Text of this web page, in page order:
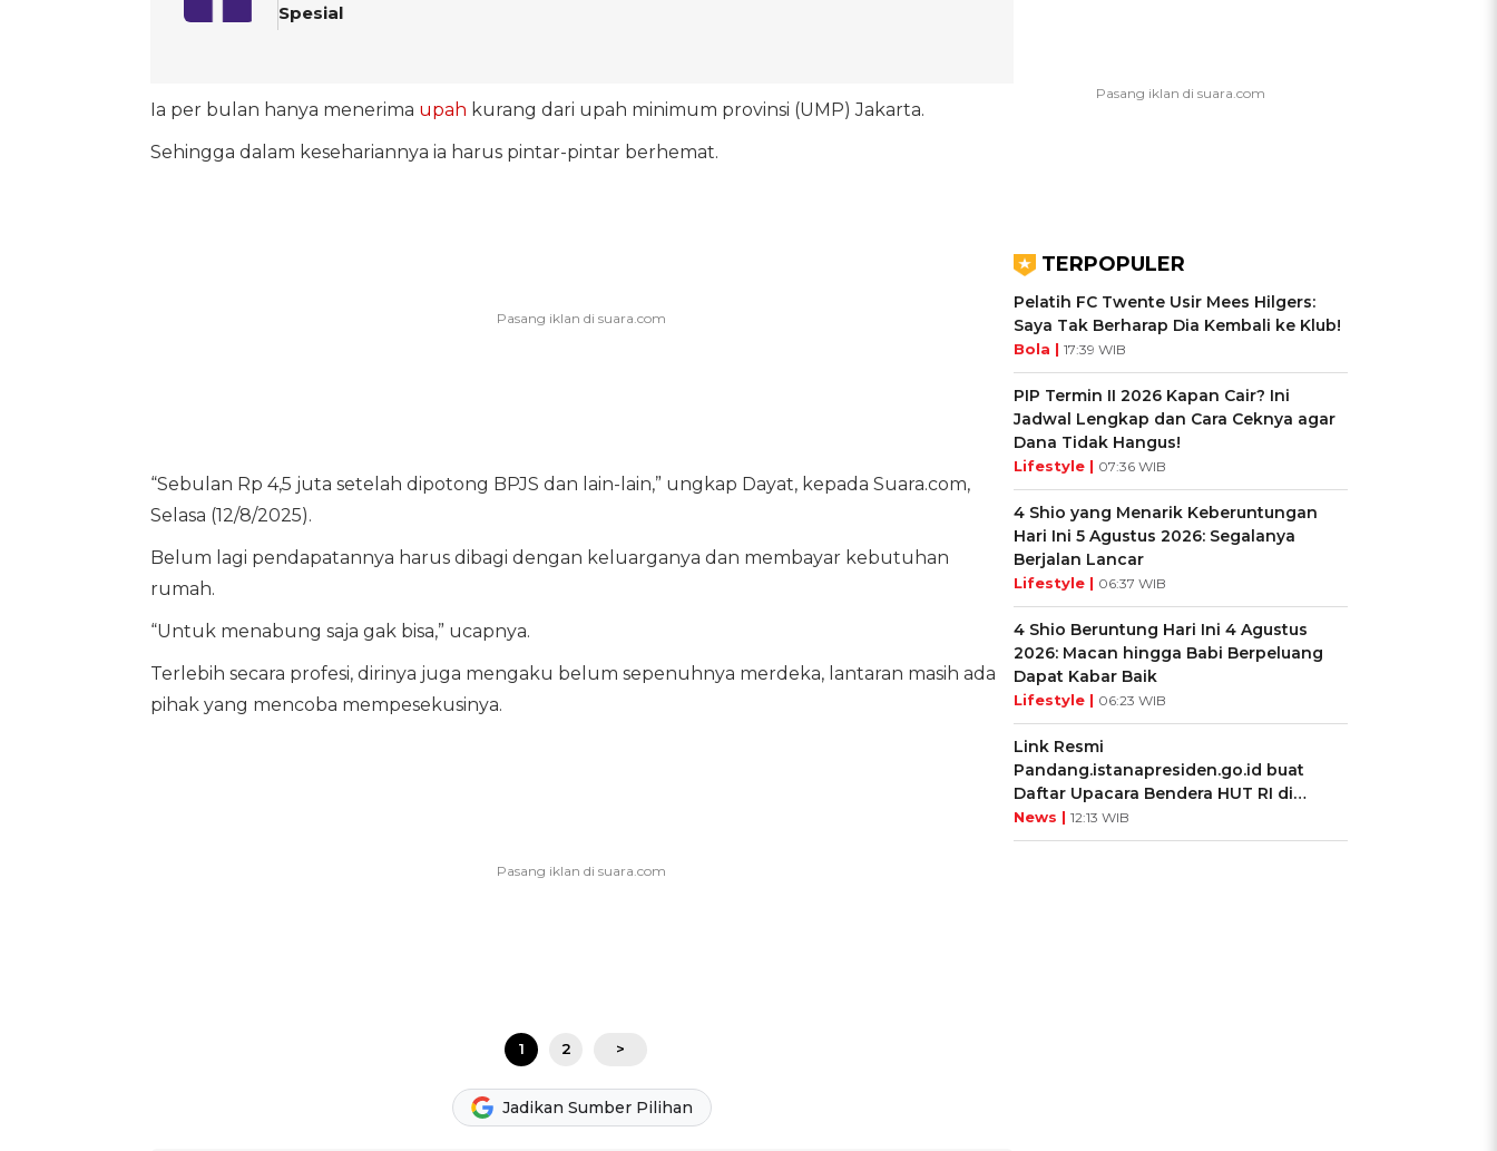
Spesial
Ia per bulan hanya menerima upah kurang dari upah minimum provinsi (UMP) Jakarta.
Sehingga dalam kesehariannya ia harus pintar-pintar berhemat.
“Sebulan Rp 4,5 juta setelah dipotong BPJS dan lain-lain,” ungkap Dayat, kepada Suara.com,
Selasa (12/8/2025).
Belum lagi pendapatannya harus dibagi dengan keluarganya dan membayar kebutuhan
rumah.
“Untuk menabung saja gak bisa,” ucapnya.
Terlebih secara profesi, dirinya juga mengaku belum sepenuhnya merdeka, lantaran masih ada
pihak yang mencoba mempesekusinya.
1 2 >
Jadikan Sumber Pilihan
TERPOPULER
Pelatih FC Twente Usir Mees Hilgers:
Saya Tak Berharap Dia Kembali ke Klub!
Bola | 17:39 WIB
PIP Termin II 2026 Kapan Cair? Ini
Jadwal Lengkap dan Cara Ceknya agar
Dana Tidak Hangus!
Lifestyle | 07:36 WIB
4 Shio yang Menarik Keberuntungan
Hari Ini 5 Agustus 2026: Segalanya
Berjalan Lancar
Lifestyle | 06:37 WIB
4 Shio Beruntung Hari Ini 4 Agustus
2026: Macan hingga Babi Berpeluang
Dapat Kabar Baik
Lifestyle | 06:23 WIB
Link Resmi
Pandang.istanapresiden.go.id buat
Daftar Upacara Bendera HUT RI di
Istana Negara
News | 12:13 WIB